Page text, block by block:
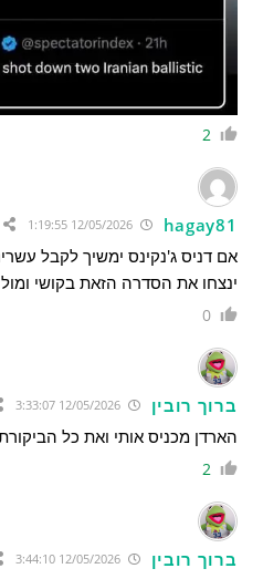
2
hagay81
12/05/2026 1:19:55
אם דניס ג'נקינס ימשיך לקבל
ינצחו את הסדרה הזאת בקושי ומול
0
ברוך רובין 12/05/2026 3:33:07
הארדן מכניס אותי ואת כל
2
ברוך רובין 12/05/2026 3:44:10